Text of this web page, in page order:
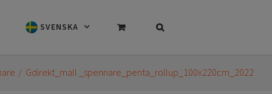
SVENSKA
Gdirekt_mall _spennare_penta_rollup_100x220cm_2022